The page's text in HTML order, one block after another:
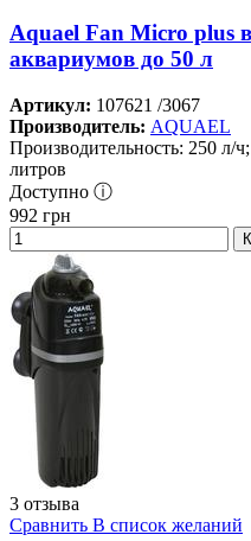
Aquael Fan Micro plus
аквариумов до 50 л
Артикул: 107621 /3067
Производитель: AQUAEL
Производительность: 250 л/
литров
Доступно ⓘ
992 грн
3 отзыва
Сравнить В список желаний